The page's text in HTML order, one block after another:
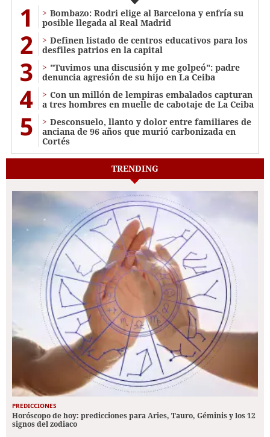
1
Bombazo: Rodri elige al Barcelona y enfría su
posible llegada al Real Madrid
2
Definen listado de centros educativos para los
desfiles patrios en la capital
3
"Tuvimos una discusión y me golpeó": padre
denuncia agresión de su hijo en La Ceiba
4
Con un millón de lempiras embalados capturan
a tres hombres en muelle de cabotaje de La Ceiba
5
​​​​Desconsuelo, llanto y dolor entre familiares de
anciana de 96 años que murió carbonizada en
Cortés
TRENDING
PREDICCIONES
Horóscopo de hoy: predicciones para Aries, Tauro, Géminis y los 12
signos del zodiaco